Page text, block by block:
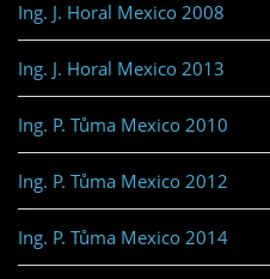
Ing. J. Horal Mexico 2008
Ing. J. Horal Mexico 2013
Ing. P. Tůma Mexico 2010
Ing. P. Tůma Mexico 2012
Ing. P. Tůma Mexico 2014